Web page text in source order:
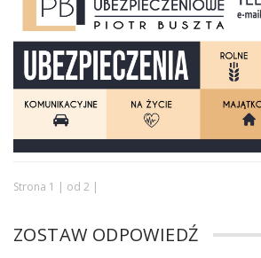
Strona 1 | od 2 |
ZOSTAW ODPOWIEDŹ